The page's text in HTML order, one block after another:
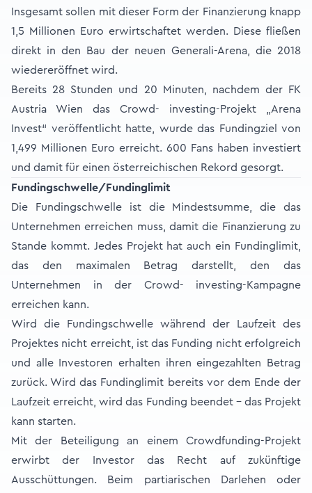
Insgesamt sollen mit dieser Form der Finanzierung knapp
1,5 Millionen Euro erwirtschaftet werden. Diese fließen
direkt in den Bau der neuen Generali-Arena, die 2018
wieder­eröffnet wird.
Bereits 28 Stunden und 20 Minuten, nachdem der FK
Austria Wien das Crowd- investing-Projekt „Arena
Invest“ veröffentlicht hatte, wurde das Fundingziel von
1,499 Millionen Euro erreicht. 600 Fans haben investiert
und damit für einen österreichischen Rekord gesorgt.
Fundingschwelle/Fundinglimit
Die Fundingschwelle ist die Mindestsumme, die das
Unternehmen erreichen muss, damit die Finanzierung zu
Stande kommt. Jedes Projekt hat auch ein Fundinglimit,
das den maximalen Betrag darstellt, den das
Unternehmen in der Crowd- investing-Kampagne
erreichen kann.
Wird die Fundingschwelle während der Laufzeit des
Projektes nicht erreicht, ist das Funding nicht erfolgreich
und alle Investoren erhalten ihren eingezahlten Betrag
zurück. Wird das Fundinglimit bereits vor dem Ende der
Laufzeit erreicht, wird das Funding beendet – das Projekt
kann starten.
Mit der Beteiligung an einem Crowdfunding-Projekt
erwirbt der Investor das Recht auf zukünftige
Ausschüttungen. Beim partiarischen Darlehen oder